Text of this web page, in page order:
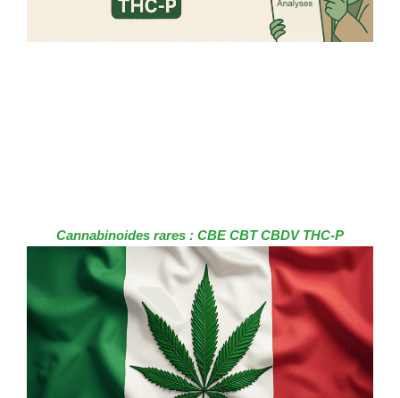
Cannabinoides rares : CBE CBT CBDV THC-P